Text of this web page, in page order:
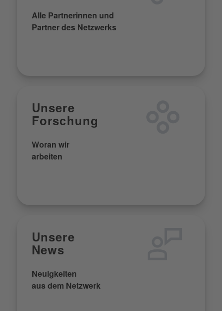
Alle Partnerinnen und
Partner des Netzwerks
Unsere
Forschung
Woran wir
arbeiten
Unsere
News
Neuigkeiten
aus dem Netzwerk